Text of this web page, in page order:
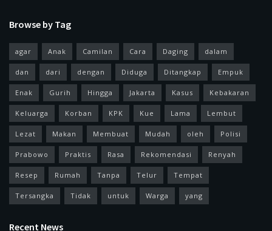
Browse by Tag
agar Anak Camilan Cara Daging dalam
dan dari dengan Diduga Ditangkap Empuk
Enak Gurih Hingga Jakarta Kasus Kebakaran
Keluarga Korban KPK Kue Lama Lembut
Lezat Makan Membuat Mudah oleh Polisi
Prabowo Praktis Rasa Rekomendasi Renyah
Resep Rumah Tanpa Telur Tempat
Tersangka Tidak untuk Warga yang
Recent News